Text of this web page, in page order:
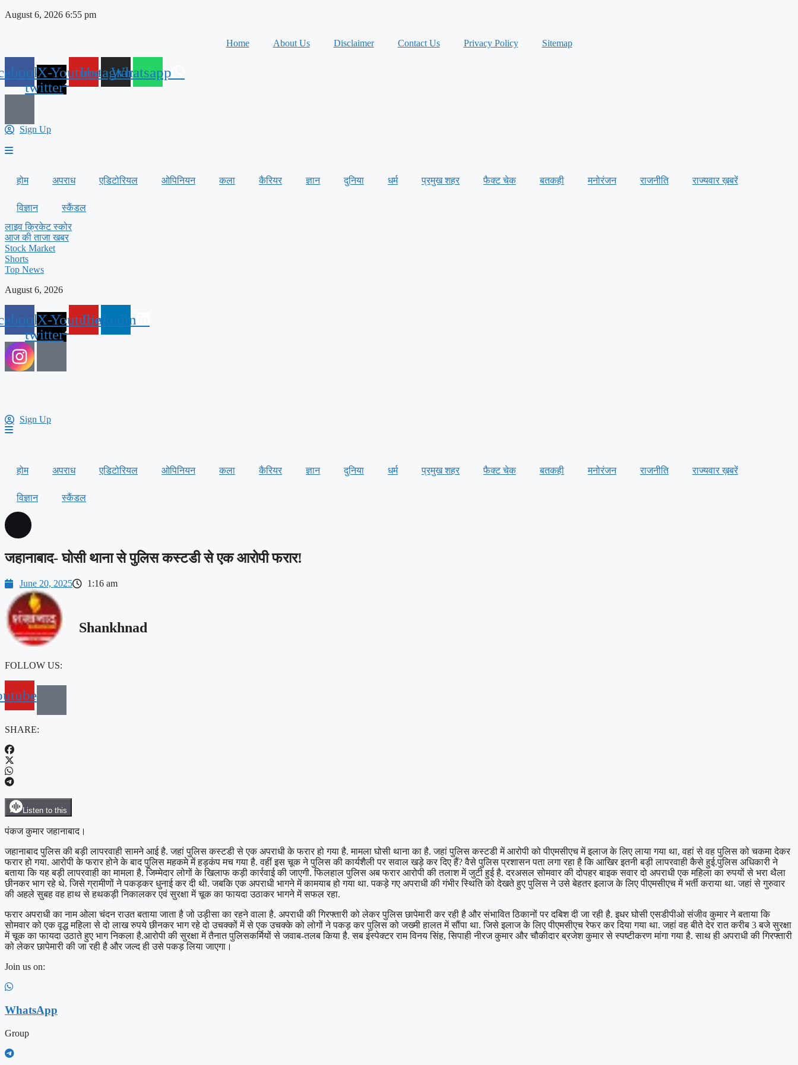
Skip
August 6, 2026 6:55 pm
Home About Us Disclaimer Contact Us Privacy Policy Sitemap
X-
twitter
YoutubeInstagramWhatsapp
Sign Up
होम अपराध एडिटोरियल ओपिनियन कला कैरियर ज्ञान दुनिया धर्म प्रमुख शहर फैक्ट चेक बतकही मनोरंजन राजनीति राज्यवार ख़बरें
विज्ञान
स्कैंडल
लाइव क्रिकेट स्कोर
आज की ताजा खबर
Stock Market
Shorts
Top News
August 6, 2026
X-
twitter
YoutubeLinkedin
Sign Up
होम अपराध एडिटोरियल ओपिनियन कला कैरियर ज्ञान दुनिया धर्म प्रमुख शहर फैक्ट चेक बतकही मनोरंजन राजनीति राज्यवार ख़बरें
विज्ञान स्कैंडल
जहानाबाद- घोसी थाना से पुलिस कस्टडी से एक आरोपी फरार!
June 20, 2025 1:16 am
Shankhnad
FOLLOW US:
SHARE:
Listen to this
पंकज कुमार जहानाबाद।
जहानाबाद पुलिस की बड़ी लापरवाही सामने आई है. जहां पुलिस कस्टडी से एक अपराधी के फरार हो गया है. मामला घोसी थाना का है. जहां पुलिस कस्टडी में आरोपी को पीएमसीएच में इलाज के लिए लाया गया था, वहां से वह पुलिस को चकमा देकर
फरार हो गया. आरोपी के फरार होने के बाद पुलिस महकमे में हड़कंप मच गया है. वहीं इस चूक ने पुलिस की कार्यशैली पर सवाल खड़े कर दिए हैं? वैसे पुलिस प्रशासन पता लगा रहा है कि आखिर इतनी बड़ी लापरवाही कैसे हुई.पुलिस अधिकारी ने
बताया कि यह बड़ी लापरवाही का मामला है. जिम्मेदार लोगों के खिलाफ कड़ी कार्रवाई की जाएगी. फिलहाल पुलिस अब फरार आरोपी की तलाश में जुटी हुई है. दरअसल सोमवार की दोपहर बाइक सवार दो अपराधी एक महिला का रुपयों से भरा थैला
छीनकर भाग रहे थे. जिसे ग्रामीणों ने पकड़कर धुनाई कर दी थी. जबकि एक अपराधी भागने में कामयाब हो गया था. पकड़े गए अपराधी की गंभीर स्थिति को देखते हुए पुलिस ने उसे बेहतर इलाज के लिए पीएमसीएच में भर्ती कराया था. जहां से गुरुवार
की अहले सुबह वह हाथ से हथकड़ी निकालकर एवं सुरक्षा में चूक का फायदा उठाकर भागने में सफल रहा.
फरार अपराधी का नाम ओला चंदन राउत बताया जाता है जो उड़ीसा का रहने वाला है. अपराधी की गिरफ्तारी को लेकर पुलिस छापेमारी कर रही है और संभावित ठिकानों पर दबिश दी जा रही है. इधर घोसी एसडीपीओ संजीव कुमार ने बताया कि
सोमवार को एक वृद्ध महिला से दो लाख रुपये छीनकर भाग रहे दो उचक्कों में से एक उचक्के को लोगों ने पकड़ कर पुलिस को जख्मी हालत में सौंपा था. जिसे इलाज के लिए पीएमसीएच रेफर कर दिया गया था. जहां वह बीते देर रात करीब 3 बजे सुरक्षा
में चूक का फायदा उठाते हुए भाग निकला है.आरोपी की सुरक्षा में तैनात पुलिसकर्मियों से जवाब-तलब किया है. सब इंस्पेक्टर राम विनय सिंह, सिपाही नीरज कुमार और चौकीदार ब्रजेश कुमार से स्पष्टीकरण मांगा गया है. साथ ही अपराधी की गिरफ्तारी
को लेकर छापेमारी की जा रही है और जल्द ही उसे पकड़ लिया जाएगा।
Join us on:
WhatsApp
Group